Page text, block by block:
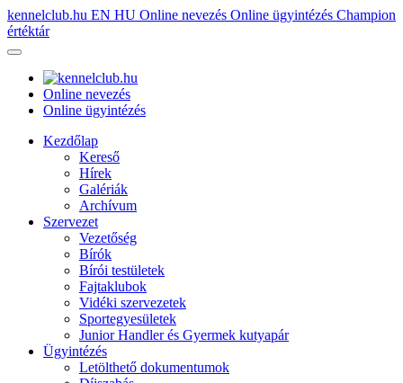
kennelclub.hu EN HU Online nevezés Online ügyintézés Champion
értéktár
Online nevezés
Online ügyintézés
Kezdőlap
Kereső
Hírek
Galériák
Archívum
Szervezet
Vezetőség
Bírók
Bírói testületek
Fajtaklubok
Vidéki szervezetek
Sportegyesületek
Junior Handler és Gyermek kutyapár
Ügyintézés
Letölthető dokumentumok